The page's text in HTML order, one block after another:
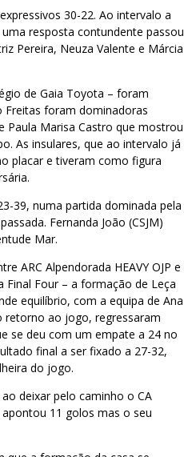
30-22. Ao intervalo a
resposta contundente passou
Pereira, Neuza Valente e Márcia
de Gaia Toyota – foram
Freitas foram dominadoras
Paula Marisa Castro que mostrou
As insulares, que ao intervalo já
placar e tiveram como figura
39, numa partida dominada pela
Fernanda João (CSJM)
Mar.
ARC Alpendorada HEAVY OJP e
Final Four – a formação de Leça
equilíbrio, com a equipa de Ana
retorno ao jogo, regressaram
se deu com um empate a 24 no
final a ser fixado a 27-32,
do jogo.
deixar pelo caminho o CA
11 golos mas o seu